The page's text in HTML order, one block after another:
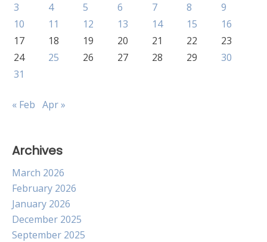
3
4 5 6 7 8
9
10
11 12 13 14 15
16
17
18 19 20 21 22
23
24
25 26 27 28 29
30
31
« Feb Apr »
Archives
March 2026
February 2026
January 2026
December 2025
September 2025